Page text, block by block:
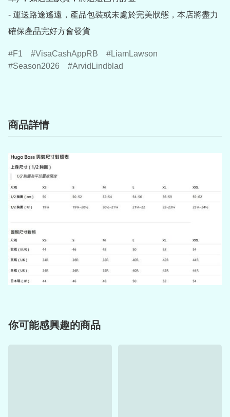
- 運送路途遙遠，產品包裝或未處於完美狀態，本店將盡力
確保產品完好方會發貨
F1 VisaCashAppRB
LiamLawson
Season2026
ArvidLindblad
商品詳情
你可能感興趣的商品